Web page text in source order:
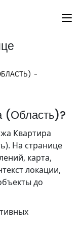
(Область)?
Квартира
На странице
карта,
локации,
до